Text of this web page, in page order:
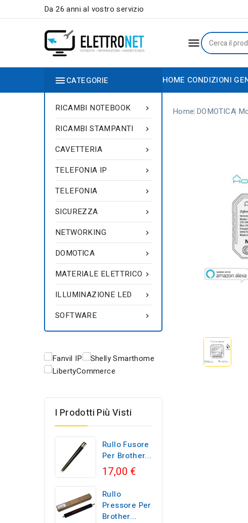
Da 26 anni al vostro servizio

HOME CONDIZIONI
CATEGORIE

RICAMBI NOTEBOOK

RICAMBI STAMPANTI

CAVETTERIA

TELEFONIA IP

TELEFONIA

SICUREZZA

NETWORKING

DOMOTICA

MATERIALE ELETTRICO

ILLUMINAZIONE LED

SOFTWARE
I Prodotti Più Visti
Rullo Fusore
Per Brother...
17,00 €
Rullo
Pressore Per
Brother...
Home DOMOTICA